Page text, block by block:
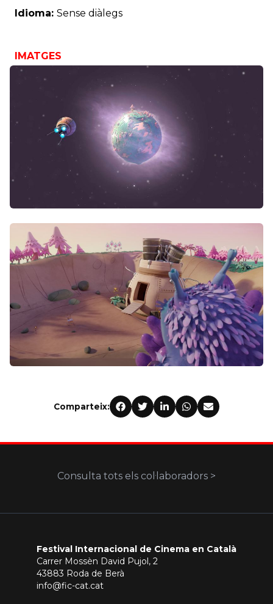
Idioma: Sense diàlegs
IMATGES
Comparteix:
Consulta tots els col·laboradors >
Festival Internacional de Cinema en Català
Carrer Mossèn David Pujol, 2
43883 Roda de Berà
info@fic-cat.cat